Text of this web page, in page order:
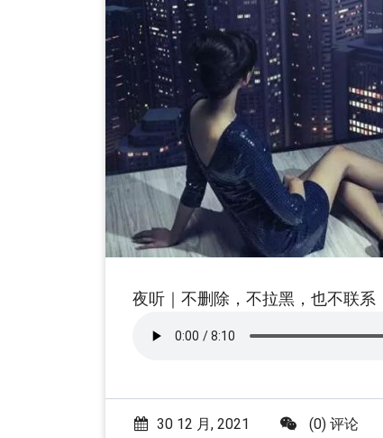
夜听｜不删除，不拉黑，也不联系
30 12 月, 2021 (0) 评论